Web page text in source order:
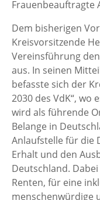
Frauenbeauftragte
Dem bisherigen
Kreisvorsitzende
Vereinsführung
aus. In seinen
befasste sich der
2030 des VdK“, wo
wird als führende
Belange in
Anlaufstelle für die
Erhalt und den
Deutschland.
Renten, für eine
menschenwürdige